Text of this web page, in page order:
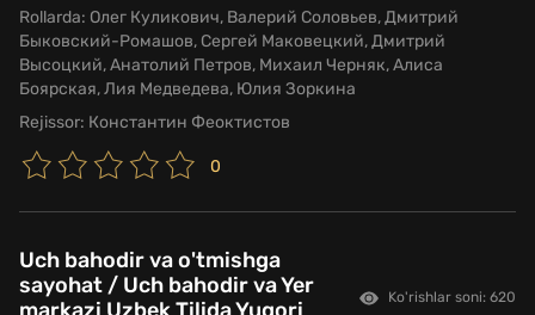
Rollarda: Олег Куликович, Валерий Соловьев, Дмитрий
Быковский-Ромашов, Сергей Маковецкий, Дмитрий
Высоцкий, Анатолий Петров, Михаил Черняк, Алиса
Боярская, Лия Медведева, Юлия Зоркина
Rejissor: Константин Феоктистов
0
Uch bahodir va o'tmishga
sayohat / Uch bahodir va Yer
Ko'rishlar soni: 620